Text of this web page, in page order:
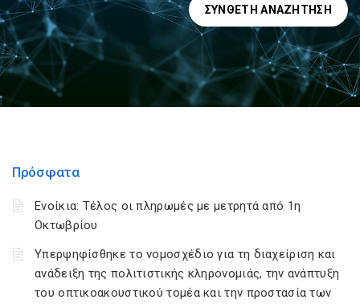
ΣΎΝΘΕΤΗ ΑΝΑΖΉΤΗΣΗ
Πρόσφατα
Ενοίκια: Τέλος οι πληρωμές με μετρητά από 1η
Οκτωβρίου
Υπερψηφίσθηκε το νομοσχέδιο για τη διαχείριση και
ανάδειξη της πολιτιστικής κληρονομιάς, την ανάπτυξη
του οπτικοακουστικού τομέα και την προστασία των